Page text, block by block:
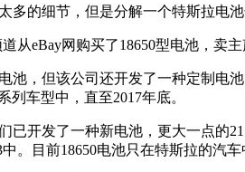
多的细节，但是分解一个特斯拉电池
从eBay网购买了18650型电池，卖
池，但该公司还开发了一种定制电
列车型中，直至2017年底。
已开发了一种新电池，更大一点的
。目前18650电池只在特斯拉的汽车